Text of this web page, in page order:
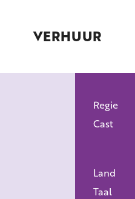
VERHUUR
Regie
Cast
Land
Taal